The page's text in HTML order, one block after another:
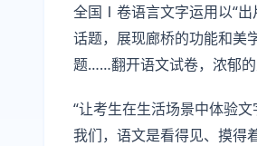
全国Ⅰ卷语言文字运用以“出
话题，展现廊桥的功能和美
题……翻开语文试卷，浓郁的
“让考生在生活场景中体验
我们，语文是看得见、摸得